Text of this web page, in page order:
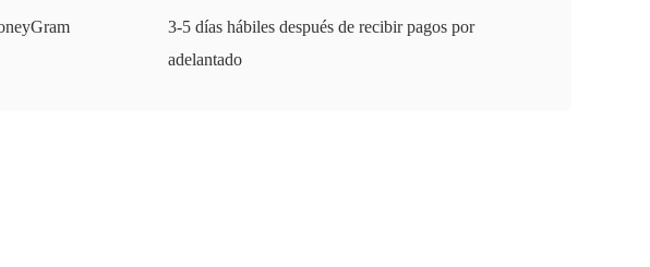
3-5 días hábiles después de recibir pagos por
adelantado